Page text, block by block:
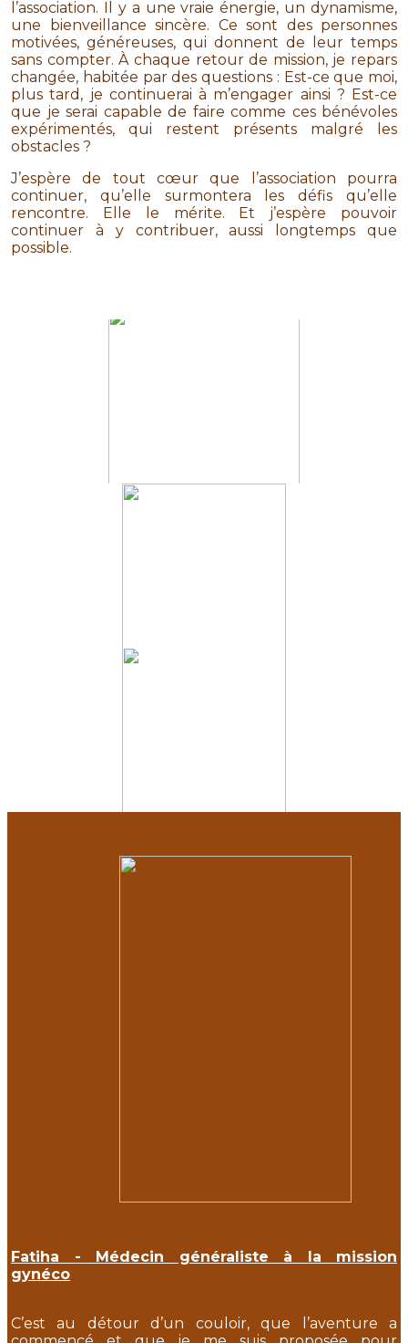
l’association. Il y a une vraie énergie, un dynamisme,
une bienveillance sincère. Ce sont des personnes
motivées, généreuses, qui donnent de leur temps
sans compter. À chaque retour de mission, je repars
changée, habitée par des questions : Est-ce que moi,
plus tard, je continuerai à m’engager ainsi ? Est-ce
que je serai capable de faire comme ces bénévoles
expérimentés, qui restent présents malgré les
obstacles ?
J’espère de tout cœur que l’association pourra
continuer, qu’elle surmontera les défis qu’elle
rencontre. Elle le mérite. Et j’espère pouvoir
continuer à y contribuer, aussi longtemps que
possible.
Fatiha - Médecin généraliste à la mission
gynéco
C’est au détour d’un couloir, que l’aventure a